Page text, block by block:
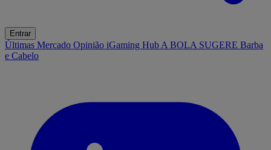
Entrar
Últimas Mercado Opinião iGaming Hub A BOLA SUGERE Barba
e Cabelo